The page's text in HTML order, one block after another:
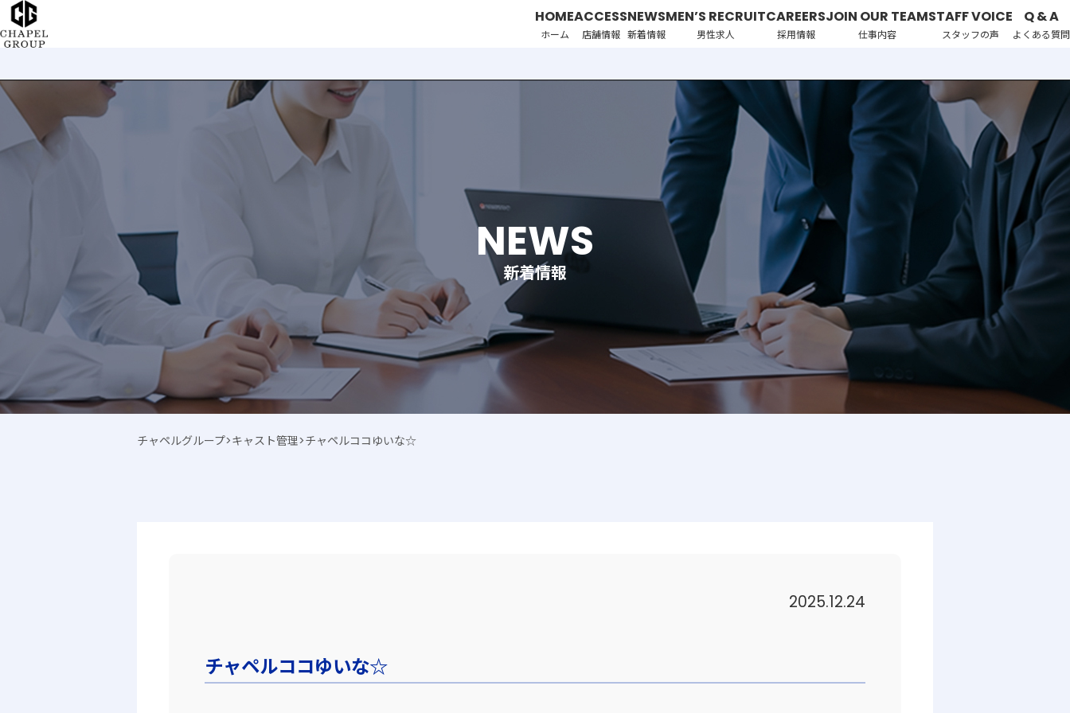
チ
ャ
ペ
HOME
ホーム
ACCESS
店舗情報
NEWS
新着情報
MEN’S RECRUIT
男性求人
CAREERS
採用情報
JOIN OUR TEAM
仕事内容
STAFF VOICE
スタッフの声
Q & A
よくある質問
NEWS
新着情報
チャペルグループ>キャスト管理>チャペルココゆいな☆
2025.12.24
チャペルココゆいな☆